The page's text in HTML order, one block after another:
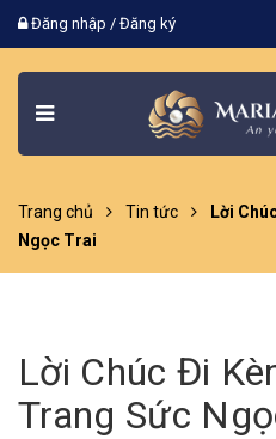
Đăng nhập / Đăng ký
Trang chủ Tin tức
Lời
Ngọc Trai
Lời Chúc Đi
Trang Sức